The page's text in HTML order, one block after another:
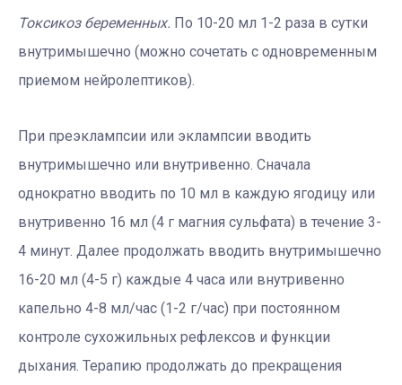
Токсикоз беременных. По 10-20 мл 1-2 раза в сутки
внутримышечно (можно сочетать с одновременным
приемом нейролептиков).
При преэклампсии или эклампсии вводить
внутримышечно или внутривенно. Сначала
однократно вводить по 10 мл в каждую ягодицу или
внутривенно 16 мл (4 г магния сульфата) в течение 3-
4 минут. Далее продолжать вводить внутримышечно
16-20 мл (4-5 г) каждые 4 часа или внутривенно
капельно 4-8 мл/час (1-2 г/час) при постоянном
контроле сухожильных рефлексов и функции
дыхания. Терапию продолжать до прекращения